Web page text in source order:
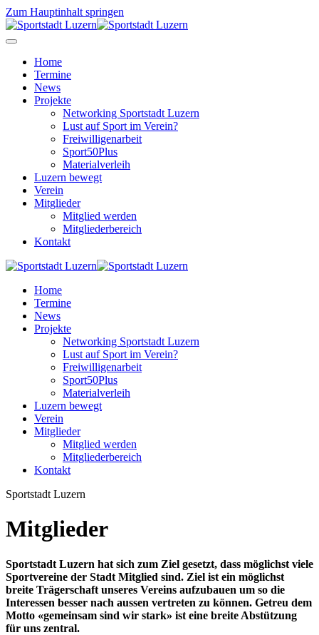
Zum Hauptinhalt springen
Home
Termine
News
Projekte
Networking Sportstadt Luzern
Lust auf Sport im Verein?
Freiwilligenarbeit
Sport50Plus
Materialverleih
Luzern bewegt
Verein
Mitglieder
Mitglied werden
Mitgliederbereich
Kontakt
Home
Termine
News
Projekte
Networking Sportstadt Luzern
Lust auf Sport im Verein?
Freiwilligenarbeit
Sport50Plus
Materialverleih
Luzern bewegt
Verein
Mitglieder
Mitglied werden
Mitgliederbereich
Kontakt
Sportstadt Luzern
Mitglieder
Sportstadt Luzern hat sich zum Ziel gesetzt, dass möglichst viele
Sportvereine der Stadt Mitglied sind. Ziel ist ein möglichst
breite Trägerschaft unseres Vereins aufzubauen um so die
Interessen besser nach aussen vertreten zu können. Getreu dem
Motto «gemeinsam sind wir stark» ist eine breite Abstützung
für uns zentral.